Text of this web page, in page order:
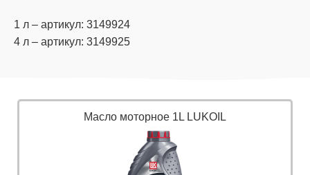
1 л – артикул: 3149924
4 л – артикул: 3149925
Масло моторное 1L LUKOIL